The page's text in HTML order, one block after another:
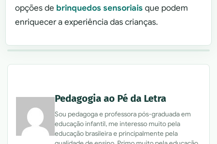
opções de brinquedos sensoriais que podem
enriquecer a experiência das crianças.
Pedagogia ao Pé da Letra
Sou pedagoga e professora pós-graduada em
educação infantil, me interesso muito pela
educação brasileira e principalmente pela